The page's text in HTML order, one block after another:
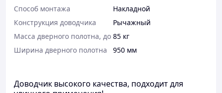
Способ монтажа
Накладной
Конструкция доводчика
Рычажный
Масса дверного полотна, до 85 кг
Ширина дверного полотна
950 мм
Доводчик высокого качества, подходит для